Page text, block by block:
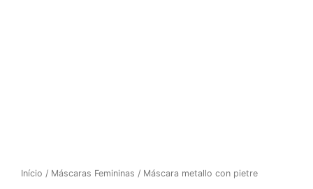
Início / Máscaras Femininas / Máscara metallo con pietre